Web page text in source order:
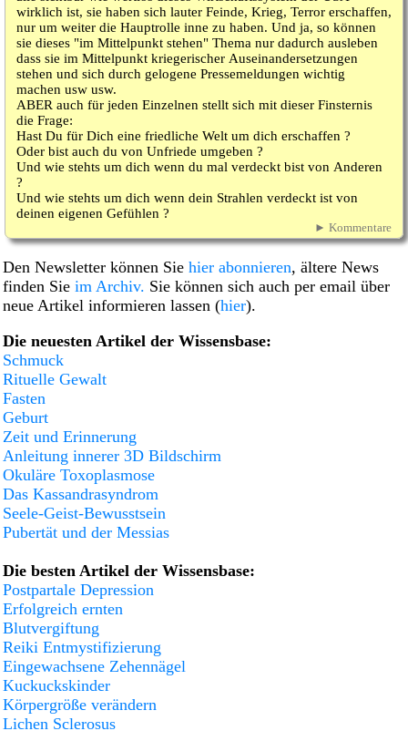
wirklich ist, sie haben sich lauter Feinde, Krieg, Terror erschaffen,
nur um weiter die Hauptrolle inne zu haben. Und ja, so können
sie dieses "im Mittelpunkt stehen" Thema nur dadurch ausleben
dass sie im Mittelpunkt kriegerischer Auseinandersetzungen
stehen und sich durch gelogene Pressemeldungen wichtig
machen usw usw.
ABER auch für jeden Einzelnen stellt sich mit dieser Finsternis
die Frage:
Hast Du für Dich eine friedliche Welt um dich erschaffen ?
Oder bist auch du von Unfriede umgeben ?
Und wie stehts um dich wenn du mal verdeckt bist von Anderen
?
Und wie stehts um dich wenn dein Strahlen verdeckt ist von
deinen eigenen Gefühlen ?
► Kommentare
Den Newsletter können Sie hier abonnieren, ältere News
finden Sie im Archiv. Sie können sich auch per email über
neue Artikel informieren lassen (hier).
Die neuesten Artikel der Wissensbase:
Schmuck
Rituelle Gewalt
Fasten
Geburt
Zeit und Erinnerung
Anleitung innerer 3D Bildschirm
Okuläre Toxoplasmose
Das Kassandrasyndrom
Seele-Geist-Bewusstsein
Pubertät und der Messias
Die besten Artikel der Wissensbase:
Postpartale Depression
Erfolgreich ernten
Blutvergiftung
Reiki Entmystifizierung
Eingewachsene Zehennägel
Kuckuckskinder
Körpergröße verändern
Lichen Sclerosus